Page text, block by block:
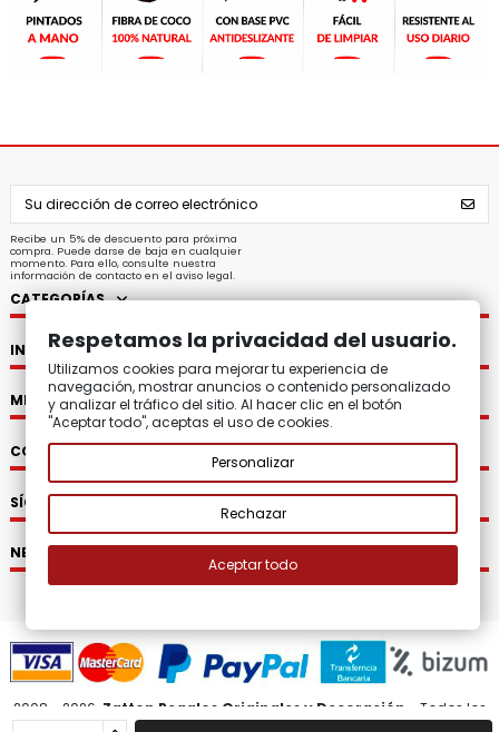
Recibe un 5% de descuento para próxima
compra. Puede darse de baja en cualquier
momento. Para ello, consulte nuestra
información de contacto en el aviso legal.
CATEGORÍAS
INFORMACIÓN
MI CUENTA
CONTACTO
SÍGUENOS
NEWSLETTER
2008 - 2026. Zatton Regalos Originales y Decoración.
Todos los
derechos reservados.
Respetamos la privacidad del usuario.
Utilizamos cookies para mejorar tu experiencia de
navegación, mostrar anuncios o contenido personalizado
y analizar el tráfico del sitio. Al hacer clic en el botón
"Aceptar todo", aceptas el uso de cookies.
Personalizar
Rechazar
Aceptar todo